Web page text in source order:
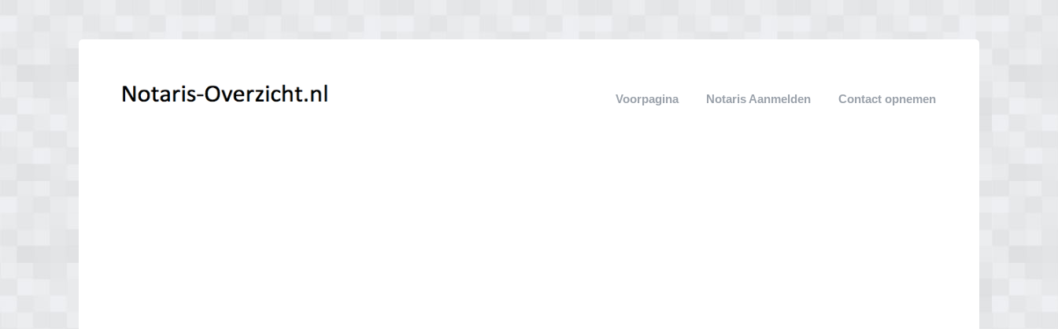
Voorpagina Notaris Aanmelden Contact opnemen